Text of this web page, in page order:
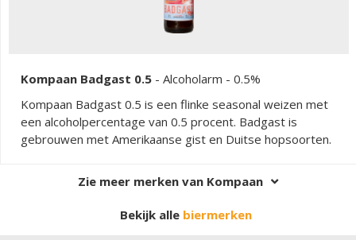
Kompaan Badgast 0.5 - Alcoholarm - 0.5%
Kompaan Badgast 0.5 is een flinke seasonal weizen met
een alcoholpercentage van 0.5 procent. Badgast is
gebrouwen met Amerikaanse gist en Duitse hopsoorten.
Zie meer merken van Kompaan
Bekijk alle biermerken